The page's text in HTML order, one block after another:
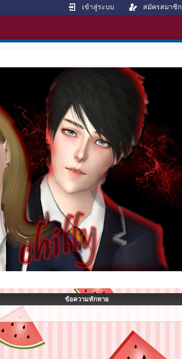
เข้าสู่ระบบ สมัครสมาชิก
ข้อความทักทาย